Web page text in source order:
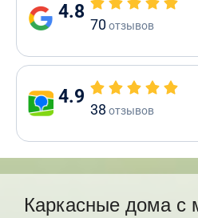
4.8
70отзывов
4.9
38 отзывов
Каркасные дома с